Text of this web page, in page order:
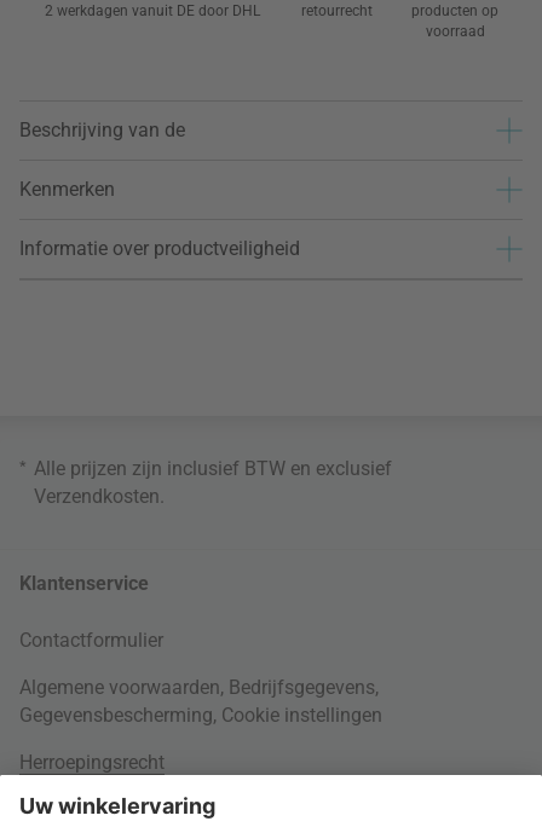
2 werkdagen vanuit DE door DHL
retourrecht
producten op
voorraad
Beschrijving van de
Kenmerken
Informatie over productveiligheid
* Alle prijzen zijn inclusief BTW en exclusief
Verzendkosten
Klantenservice
Contactformulier
Algemene voorwaarden, Bedrijfsgegevens,
Gegevensbescherming, Cookie instellingen
Herroepingsrecht
Rondom je bestelling